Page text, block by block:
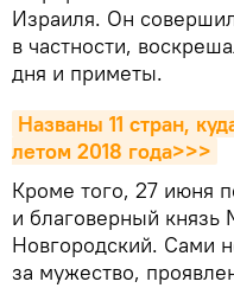
Израиля. Он
в частности,
дня и приметы.
Названы 11 стран,
летом 2018 года>>>
Кроме того, 27 июня
и благоверный князь
Новгородский. Сами
за мужество,